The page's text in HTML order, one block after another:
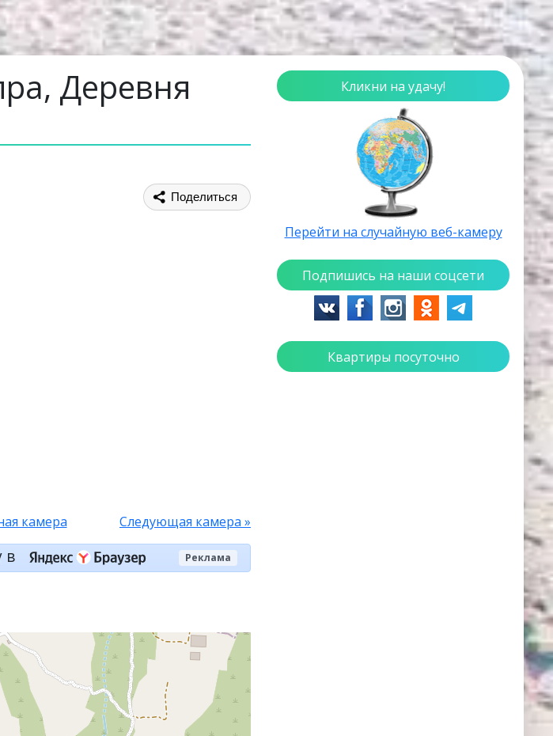
Деревня
Поделиться
камера Следующая камера »
в Реклама
Кликни на удачу!
Перейти на случайную веб-камеру
Подпишись на наши соцсети
Квартиры посуточно